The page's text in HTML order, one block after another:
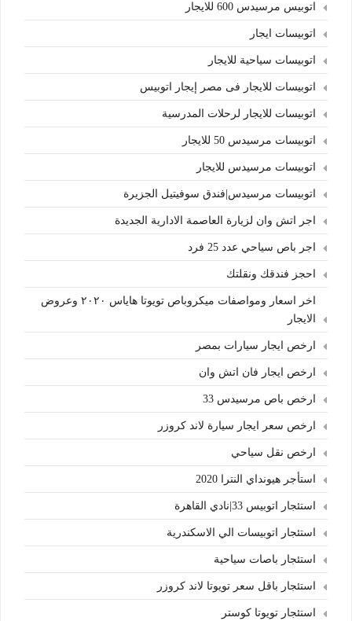
اتوبيس مرسيدس 600 للايجار
اتوبيسات ايجار
اتوبيسات سياحية للايجار
اتوبيسات للايجار فى مصر إيجار اتوبيس
اتوبيسات للايجار لرحلات المدرسية
اتوبيسات مرسيدس 50 للايجار
اتوبيسات مرسيدس للايجار
اتوبيسات مرسيدس|فندق سوفيتيل الجزيرة
اجر اتش وان لزيارة العاصمة الادارية الجديدة
اجر باص سياحي عدد 25 فرد
احجز فندقك ونقلتك
اخر اسعار ومواصفات ميكروباص تويوتا هاياس ٢٠٢٠ وعروض
الايجار
ارخص ايجار سيارات بمصر
ارخص ايجار فان اتش وان
ارخص باص مرسيدس 33
ارخص سعر ايجار سيارة لاند كروزر
ارخص نقل سياحي
استأجر هيونداي النترا 2020
استئجار اتوبيس 33|نادي القاهرة
استئجار اتوبيسات الي الاسكندرية
استئجار باصات سياحية
استئجار باقل سعر تويوتا لاند كروزر
استئجار تويوتا كوستر